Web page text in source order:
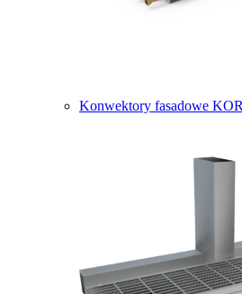
Konwektory fasadowe